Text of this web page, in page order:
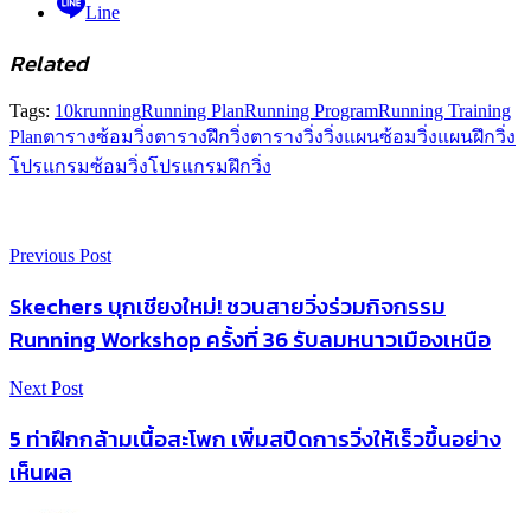
Line
Related
Tags: 10krunningRunning PlanRunning ProgramRunning Training
Planตารางซ้อมวิ่งตารางฝึกวิ่งตารางวิ่งวิ่งแผนซ้อมวิ่งแผนฝึกวิ่ง
โปรแกรมซ้อมวิ่งโปรแกรมฝึกวิ่ง
Previous Post
Skechers บุกเชียงใหม่! ชวนสายวิ่งร่วมกิจกรรม
Running Workshop ครั้งที่ 36 รับลมหนาวเมืองเหนือ
Next Post
5 ท่าฝึกกล้ามเนื้อสะโพก เพิ่มสปีดการวิ่งให้เร็วขึ้นอย่าง
เห็นผล